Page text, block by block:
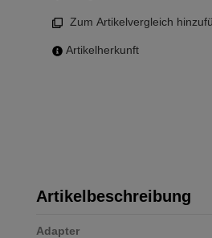
Zum Artikelvergleich
Artikelherkunft
Artikelbeschreibung
Adapter